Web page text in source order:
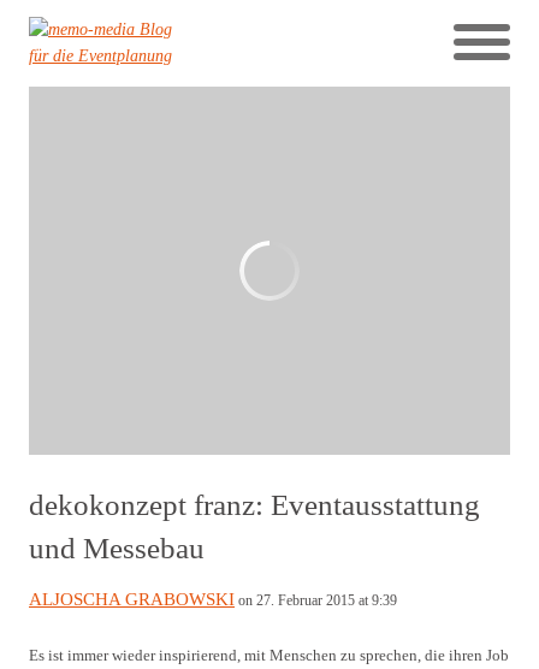
dekokonzept franz: Eventausstattung
und Messebau
ALJOSCHA GRABOWSKI on 27. Februar 2015 at 9:39
Es ist immer wieder inspirierend, mit Menschen zu sprechen, die ihren Job